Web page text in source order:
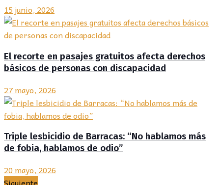
15 junio, 2026
El recorte en pasajes gratuitos afecta derechos
básicos de personas con discapacidad
27 mayo, 2026
Triple lesbicidio de Barracas: “No hablamos más
de fobia, hablamos de odio”
20 mayo, 2026